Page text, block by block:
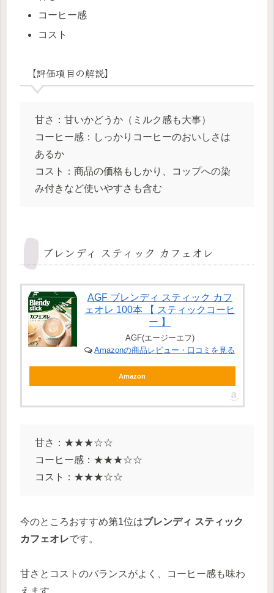
コーヒー感
コスト
【評価項目の解説】
甘さ：甘いかどうか（ミルク感も大事）
コーヒー感：しっかりコーヒーのおいしさは
あるか
コスト：商品の価格もしかり、コップへの染
み付きなど使いやすさも含む
ブレンディ スティック カフェオレ
AGF ブレンディ スティック カフ
ェオレ 100本 【 スティックコーヒ
ー 】
AGF(エージーエフ)
Amazonの商品レビュー・口コミを見る
Amazon
甘さ：★★★☆☆
コーヒー感：★★★☆☆
コスト：★★★☆☆
今のところおすすめ第1位はブレンディ スティック
カフェオレです。
甘さとコストのバランスがよく、コーヒー感も味わ
えます。